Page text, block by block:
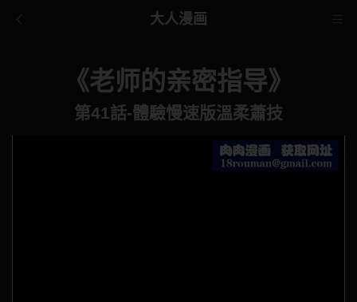
大人漫画
《老师的亲密指导》
第41話-體驗慢速版溫柔蕭技